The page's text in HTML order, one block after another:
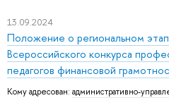
13.09.2024
Положение о региональном
Всероссийского конкурса
педагогов финансовой
Кому адресован: административно-